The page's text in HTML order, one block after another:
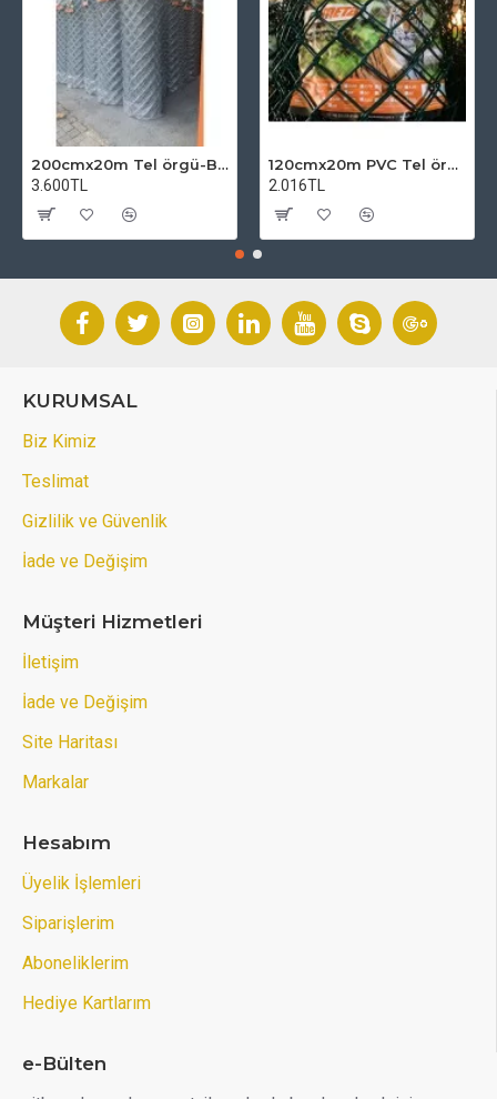
200cmx20m Tel örgü-Bahçe Teli (7cmx7cm Göz Aralığı)
3.600TL
120cmx20m PVC Tel örgü-PVC Bahçe Teli (7cmx7cm Göz Aralığı)
2.016TL
KURUMSAL
Biz Kimiz
Teslimat
Gizlilik ve Güvenlik
İade ve Değişim
Müşteri Hizmetleri
İletişim
İade ve Değişim
Site Haritası
Markalar
Hesabım
Üyelik İşlemleri
Siparişlerim
Aboneliklerim
Hediye Kartlarım
e-Bülten